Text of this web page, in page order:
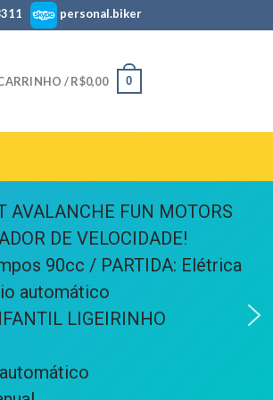
personal.biker
/R$0,00 0
AVALANCHE FUN MOTORS
DE VELOCIDADE!
90cc / PARTIDA: Elétrica
automático
LIGEIRINHO